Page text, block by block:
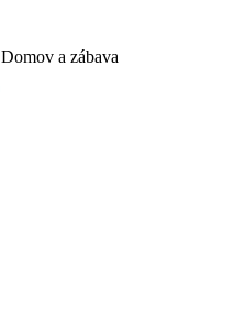
Domov a zábava